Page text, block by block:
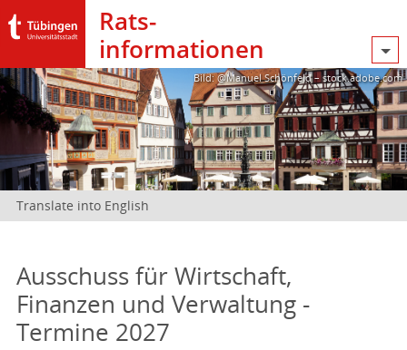
Rats­
informationen
Bild: @Manuel Schönfeld – stock.adobe.com
Translate into English
Ausschuss für Wirtschaft,
Finanzen und Verwaltung -
Termine 2027